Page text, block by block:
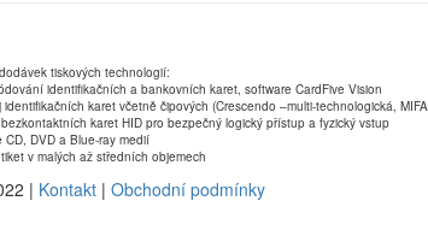
tiskových technologií:
identifikačních a bankovních karet, software CardFive Vision
karet včetně čipových (Crescendo –multi-technologická,
karet HID pro bezpečný logický přístup a fyzický vstup
DVD a Blue-ray medií
v malých až středních objemech
| Kontakt | Obchodní podmínky